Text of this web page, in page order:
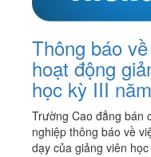
Thông báo
hoạt động
học kỳ III
Trường Cao đẳng bán
nghiệp thông báo về
dạy của giảng viên